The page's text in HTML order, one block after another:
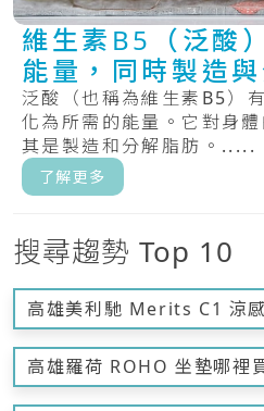
維生素B5（泛酸
能量，同時製造
泛酸（也稱為維生素B5）
化為所需的能量。它對身
其是製造和分解脂肪。.....
了解更多
搜尋趨勢 Top 10
高雄美利馳 Merits C1 涼
高雄羅荷 ROHO 坐墊哪裡